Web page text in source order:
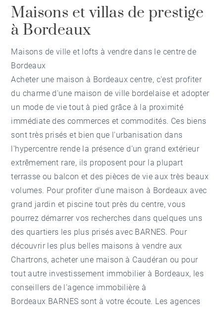
Maisons et villas de prestige
à Bordeaux
Maisons de ville et lofts à vendre dans le centre de
Bordeaux
Acheter une maison à Bordeaux centre, c'est profiter
du charme d'une maison de ville bordelaise et adopter
un mode de vie tout à pied grâce à la proximité
immédiate des commerces et commodités. Ces biens
sont très prisés et bien que l'urbanisation dans
l'hypercentre rende la présence d'un grand extérieur
extrêmement rare, ils proposent pour la plupart
terrasse ou balcon et des pièces de vie aux très beaux
volumes. Pour profiter d'une maison à Bordeaux avec
grand jardin et piscine tout près du centre, vous
pourrez démarrer vos recherches dans quelques uns
des quartiers les plus prisés avec BARNES. Pour
découvrir les plus belles maisons à vendre aux
Chartrons, acheter une maison à Caudéran ou pour
tout autre investissement immobilier à Bordeaux, les
conseillers de l'agence immobilière à
Bordeaux BARNES sont à votre écoute. Les agences